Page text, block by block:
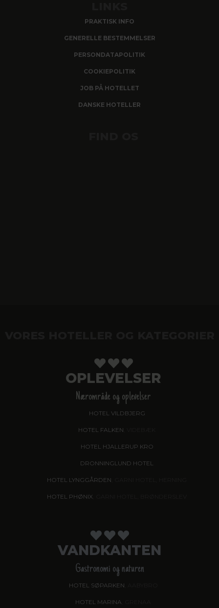
PRAKTISK INFO
GENERELLE BESTEMMELSER
PERSONDATAPOLITIK
COOKIEPOLITIK
JOB PÅ HOTELLET
DANSKE HOTELLER
OPLEVELSER
Nærområde og oplevelser
HOTEL VILDBJERG
HOTEL FALKEN
HOTEL HJALLERUP KRO
DRONNINGLUND HOTEL
HOTEL LYNGGÅRDEN
HOTEL PHØNIX
VANDKANTEN
Gastronomi og naturen
HOTEL SØPARKEN
HOTEL MARINA